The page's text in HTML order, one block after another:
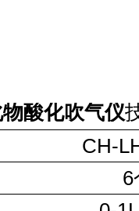
酸化吹气仪
CH-
6